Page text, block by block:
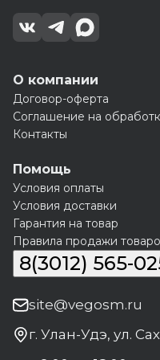
О компании
Договор-оферта
Соглашение на
Контакты
Помощь
Условия оплаты
Условия доставки
Гарантия на товар
Правила продажи
8(3012) 565-
site@vegosm.ru
г. Улан-Удэ, ул.